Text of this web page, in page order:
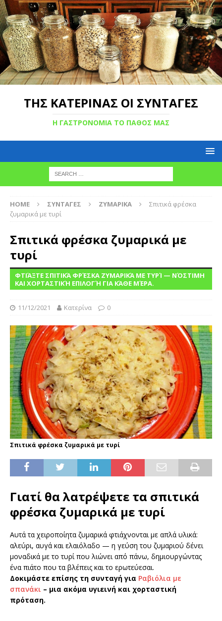
ΤΗΣ ΚΑΤΕΡΙΝΑΣ ΟΙ ΣΥΝΤΑΓΕΣ
Η ΓΑΣΤΡΟΝΟΜΙΑ ΤΟ ΠΑΘΟΣ ΜΑΣ
HOME ΣΥΝΤΑΓΕΣ ΖΥΜΑΡΙΚΑ
Σπιτικά φρέσκα
ζυμαρικά με τυρί
Σπιτικά φρέσκα ζυμαρικά με
τυρί
ΦΤΙΆΞΤΕ ΣΠΙΤΙΚΆ ΦΡΈΣΚΑ ΖΥΜΑΡΙΚΆ ΜΕ ΤΥΡΊ — ΝΌΣΤΙΜΗ
ΚΑΙ ΧΟΡΤΑΣΤΙΚΉ ΕΠΙΛΟΓΉ ΓΙΑ ΚΆΘΕ ΜΈΡΑ.
11/12/2021 Κατερίνα 0
Σπιτικά φρέσκα ζυμαρικά με τυρί
Γιατί θα λατρέψετε τα σπιτικά
φρέσκα ζυμαρικά με τυρί
Αυτά τα χειροποίητα ζυμαρικά φτιάχνονται με απλά υλικά:
αλεύρι, αυγά και ελαιόλαδο — η γεύση του ζυμαριού δένει
μοναδικά με το τυρί που λιώνει από πάνω, δημιουργώντας
ένα πιάτο που τα βλέπεις και το ερωτεύεσαι.
Δοκιμάστε επίσης τη συνταγή για Ραβιόλια με
σπανάκι – μια ακόμα υγιεινή και χορταστική
πρόταση.